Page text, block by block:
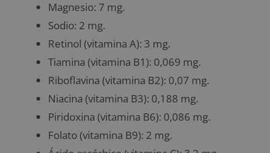
Magnesio: 7 mg.
Sodio: 2 mg.
Retinol (vitamina A): 3 mg.
Tiamina (vitamina B1): 0,069 mg.
Riboflavina (vitamina B2): 0,07 mg.
Niacina (vitamina B3): 0,188 mg.
Piridoxina (vitamina B6): 0,086 mg.
Folato (vitamina B9): 2 mg.